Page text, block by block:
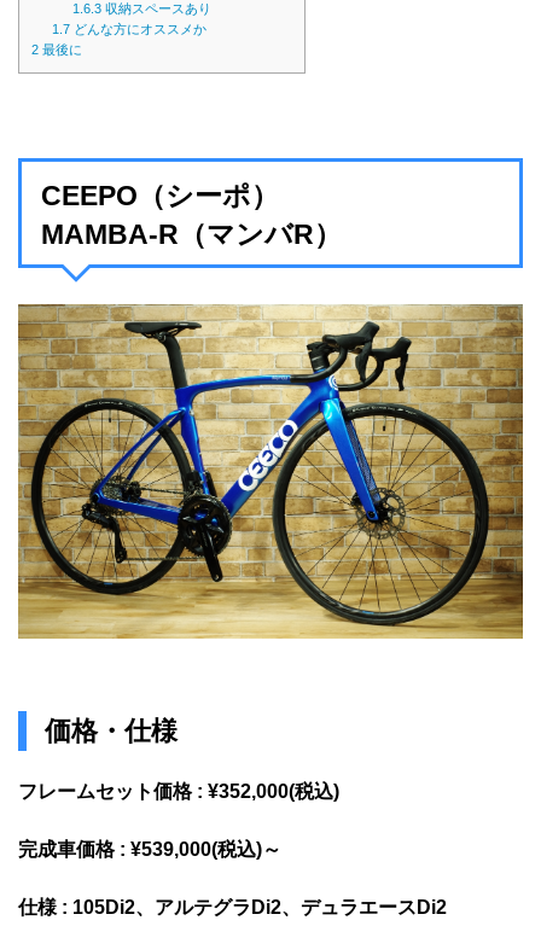
1.6.3 収納スペースあり
1.7 どんな方にオススメか
2 最後に
CEEPO（シーポ）
MAMBA-R（マンバR）
価格・仕様
フレームセット価格 : ¥352,000(税込)
完成車価格 : ¥539,000(税込)～
仕様 : 105Di2、アルテグラDi2、デュラエースDi2